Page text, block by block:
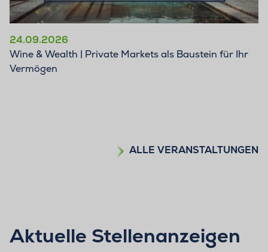
24.09.2026
Wine & Wealth | Private Markets als Baustein für Ihr
Vermögen
ALLE VERANSTALTUNGEN
Aktuelle Stellenanzeigen